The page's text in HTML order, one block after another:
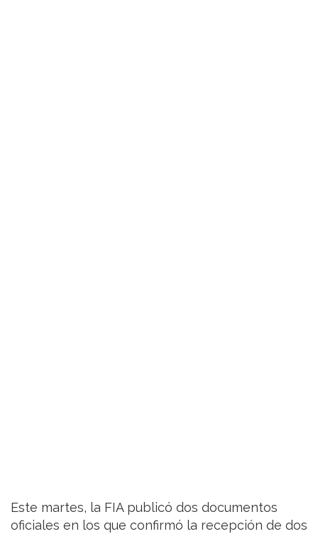
Este martes, la FIA publicó dos documentos
oficiales en los que confirmó la recepción de dos